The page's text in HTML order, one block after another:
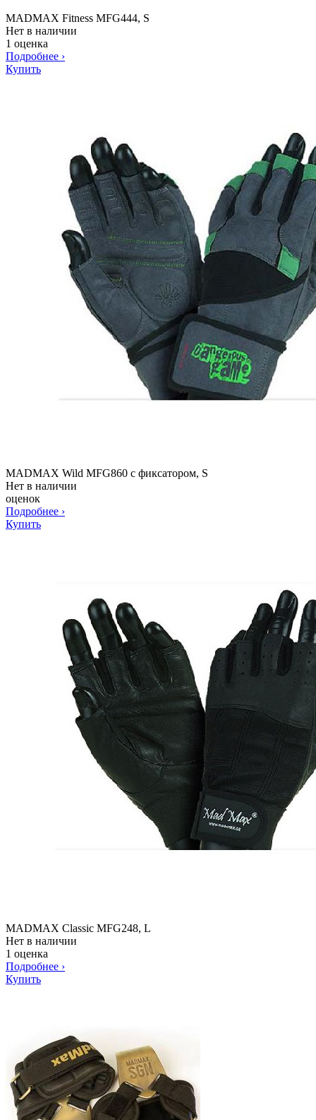
MADMAX Fitness MFG444, S
Нет в наличии
1 оценка
Подробнее ›
Купить
MADMAX Wild MFG860 с фиксатором, S
Нет в наличии
оценок
Подробнее ›
Купить
MADMAX Classic MFG248, L
Нет в наличии
1 оценка
Подробнее ›
Купить